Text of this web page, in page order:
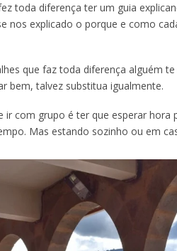
toda diferença ter um guia
nos explicado o porque e como
que faz toda diferença alguém
bem, talvez substitua igualmente.
ir com grupo é ter que esperar
Mas estando sozinho ou em